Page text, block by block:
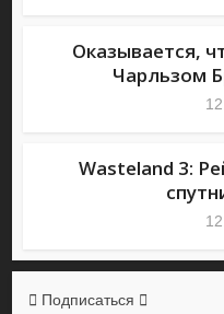
Оказывается,
Чарльзом
Wasteland 3:
Подписаться